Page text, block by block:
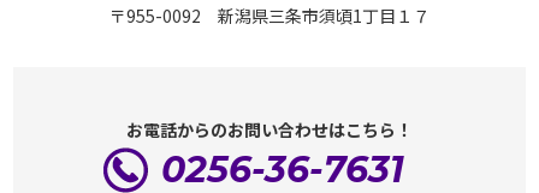
〒955-0092 新潟県三条市須頃1丁目１７
お電話からのお問い合わせはこちら！
0256-36-7631